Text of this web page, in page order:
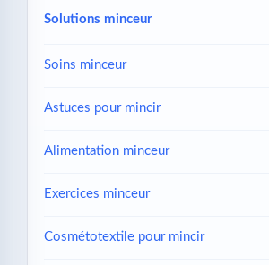
Solutions minceur
Soins minceur
Astuces pour mincir
Alimentation minceur
Exercices minceur
Cosmétotextile pour mincir